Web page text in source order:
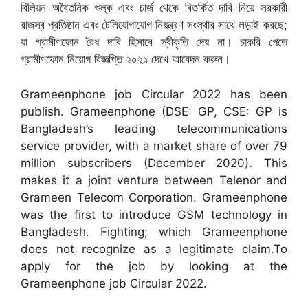
বিলিয়ন অবৈতনিক শুল্ক এবং চার্জ থেকে বিতর্কিত দাবি নিয়ে সরকারী
রাজস্ব প্রতিষ্ঠান এবং টেলিযোগাযোগ নিয়ন্ত্রণ সংস্থার সাথে লড়াই করছে;
যা গ্রামীণফোন বৈধ দাবি হিসাবে স্বীকৃতি দেয় না। চাকরি পেতে
গ্রামীণফোন নিয়োগ বিজ্ঞপ্তি ২০২১ দেখে আবেদন করুন।
Grameenphone job Circular 2022 has been
publish. Grameenphone (DSE: GP, CSE: GP is
Bangladesh’s leading telecommunications
service provider, with a market share of over 79
million subscribers (December 2020). This
makes it a joint venture between Telenor and
Grameen Telecom Corporation. Grameenphone
was the first to introduce GSM technology in
Bangladesh. Fighting; which Grameenphone
does not recognize as a legitimate claim.To
apply for the job by looking at the
Grameenphone job Circular 2022.